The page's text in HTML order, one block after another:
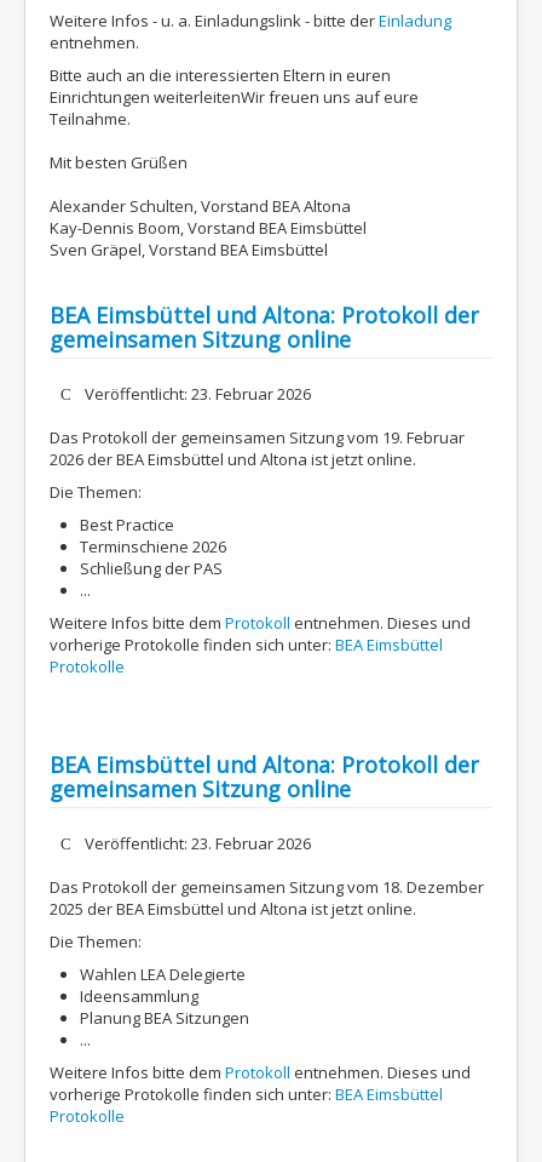
Weitere Infos - u. a. Einladungslink - bitte derEinladung
entnehmen.
Bitte auch an die interessierten Eltern in euren
Einrichtungen weiterleitenWir freuen uns auf eure
Teilnahme.
Mit besten Grüßen
Alexander Schulten, Vorstand BEA Altona
Kay-Dennis Boom, Vorstand BEA Eimsbüttel
Sven Gräpel, Vorstand BEA Eimsbüttel
BEA Eimsbüttel und Altona: Protokoll der
gemeinsamen Sitzung online
DetailsVeröffentlicht: 23. Februar 2026
Das Protokoll der gemeinsamen Sitzung vom 19. Februar
2026 der BEA Eimsbüttel und Altona ist jetzt online.
Die Themen:
Best Practice
Terminschiene 2026
Schließung der PAS
...
Weitere Infos bitte dem Protokoll entnehmen. Dieses und
vorherige Protokolle finden sich unter: BEA Eimsbüttel
Protokolle
BEA Eimsbüttel und Altona: Protokoll der
gemeinsamen Sitzung online
DetailsVeröffentlicht: 23. Februar 2026
Das Protokoll der gemeinsamen Sitzung vom 18. Dezember
2025 der BEA Eimsbüttel und Altona ist jetzt online.
Die Themen:
Wahlen LEA Delegierte
Ideensammlung
Planung BEA Sitzungen
...
Weitere Infos bitte dem Protokoll entnehmen. Dieses und
vorherige Protokolle finden sich unter: BEA Eimsbüttel
Protokolle